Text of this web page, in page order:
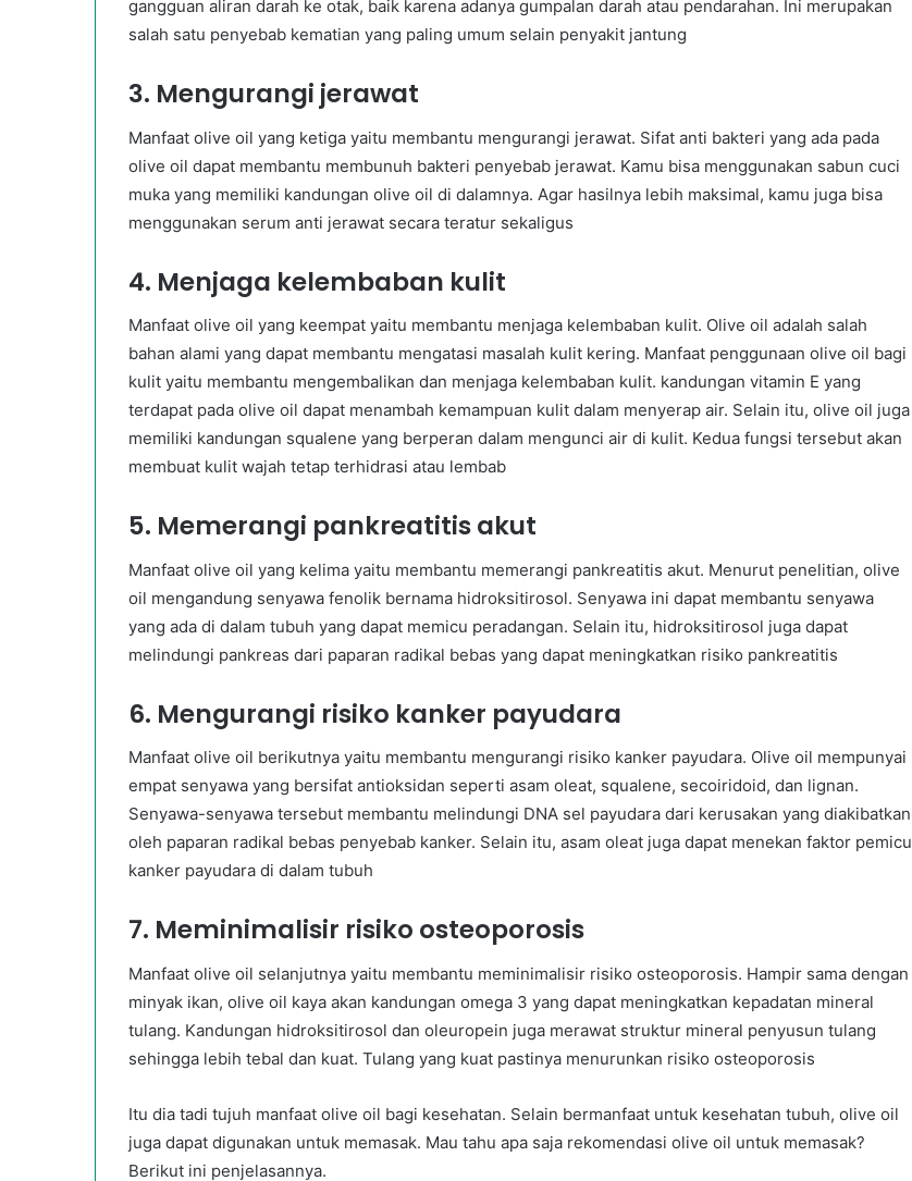
gangguan aliran darah ke otak, baik karena adanya gumpalan darah atau pendarahan. Ini merupakan
salah satu penyebab kematian yang paling umum selain penyakit jantung
3. Mengurangi jerawat
Manfaat olive oil yang ketiga yaitu membantu mengurangi jerawat. Sifat anti bakteri yang ada pada
olive oil dapat membantu membunuh bakteri penyebab jerawat. Kamu bisa menggunakan sabun cuci
muka yang memiliki kandungan olive oil di dalamnya. Agar hasilnya lebih maksimal, kamu juga bisa
menggunakan serum anti jerawat secara teratur sekaligus
4. Menjaga kelembaban kulit
Manfaat olive oil yang keempat yaitu membantu menjaga kelembaban kulit. Olive oil adalah salah
bahan alami yang dapat membantu mengatasi masalah kulit kering. Manfaat penggunaan olive oil bagi
kulit yaitu membantu mengembalikan dan menjaga kelembaban kulit. kandungan vitamin E yang
terdapat pada olive oil dapat menambah kemampuan kulit dalam menyerap air. Selain itu, olive oil juga
memiliki kandungan squalene yang berperan dalam mengunci air di kulit. Kedua fungsi tersebut akan
membuat kulit wajah tetap terhidrasi atau lembab
5. Memerangi pankreatitis akut
Manfaat olive oil yang kelima yaitu membantu memerangi pankreatitis akut. Menurut penelitian, olive
oil mengandung senyawa fenolik bernama hidroksitirosol. Senyawa ini dapat membantu senyawa
yang ada di dalam tubuh yang dapat memicu peradangan. Selain itu, hidroksitirosol juga dapat
melindungi pankreas dari paparan radikal bebas yang dapat meningkatkan risiko pankreatitis
6. Mengurangi risiko kanker payudara
Manfaat olive oil berikutnya yaitu membantu mengurangi risiko kanker payudara. Olive oil mempunyai
empat senyawa yang bersifat antioksidan seperti asam oleat, squalene, secoiridoid, dan lignan.
Senyawa-senyawa tersebut membantu melindungi DNA sel payudara dari kerusakan yang diakibatkan
oleh paparan radikal bebas penyebab kanker. Selain itu, asam oleat juga dapat menekan faktor pemicu
kanker payudara di dalam tubuh
7. Meminimalisir risiko osteoporosis
Manfaat olive oil selanjutnya yaitu membantu meminimalisir risiko osteoporosis. Hampir sama dengan
minyak ikan, olive oil kaya akan kandungan omega 3 yang dapat meningkatkan kepadatan mineral
tulang. Kandungan hidroksitirosol dan oleuropein juga merawat struktur mineral penyusun tulang
sehingga lebih tebal dan kuat. Tulang yang kuat pastinya menurunkan risiko osteoporosis
Itu dia tadi tujuh manfaat olive oil bagi kesehatan. Selain bermanfaat untuk kesehatan tubuh, olive oil
juga dapat digunakan untuk memasak. Mau tahu apa saja rekomendasi olive oil untuk memasak?
Berikut ini penjelasannya.